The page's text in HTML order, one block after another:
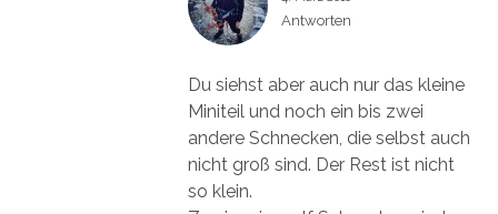
Antworten
Du siehst aber auch nur das kleine
Miniteil und noch ein bis zwei
andere Schnecken, die selbst auch
nicht groß sind. Der Rest ist nicht
so klein.